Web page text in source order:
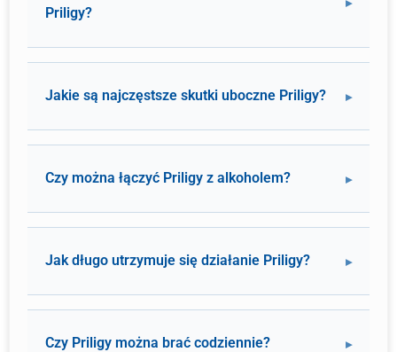
Priligy?
Jakie są najczęstsze skutki uboczne Priligy?
Czy można łączyć Priligy z alkoholem?
Jak długo utrzymuje się działanie Priligy?
Czy Priligy można brać codziennie?